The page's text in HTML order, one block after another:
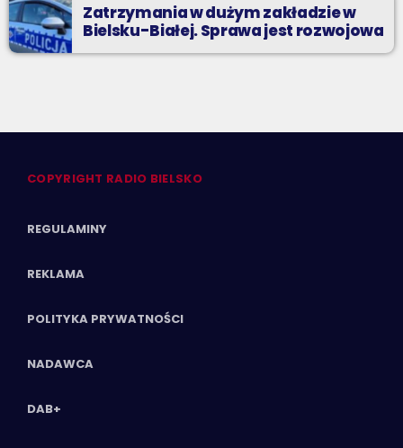
Zatrzymania w dużym zakładzie w
Bielsku-Białej. Sprawa jest rozwojowa
COPYRIGHT RADIO BIELSKO
REGULAMINY
REKLAMA
POLITYKA PRYWATNOŚCI
NADAWCA
DAB+